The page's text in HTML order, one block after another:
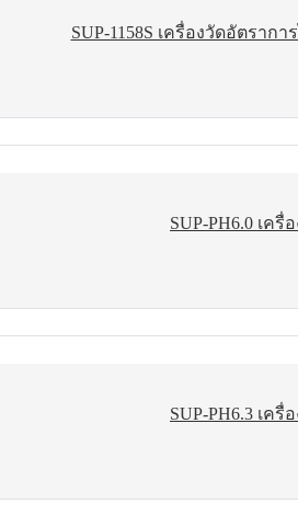
SUP-1158S เครื่องวัดอัตรา
SUP-PH6.0 เครื่
SUP-PH6.3 เครื่